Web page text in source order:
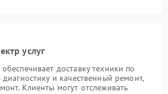
услуг
доставку техники по
и качественный ремонт,
Клиенты могут отслеживать